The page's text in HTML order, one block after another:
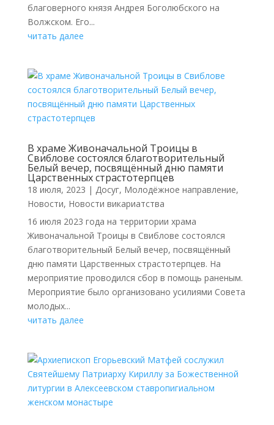
благоверного князя Андрея Боголюбского на
Волжском. Его...
читать далее
В храме Живоначальной Троицы в
Свиблове состоялся благотворительный
Белый вечер, посвящённый дню памяти
Царственных страстотерпцев
18 июля, 2023 | Досуг, Молодёжное направление,
Новости, Новости викариатства
16 июля 2023 года на территории храма
Живоначальной Троицы в Свиблове состоялся
благотворительный Белый вечер, посвящённый
дню памяти Царственных страстотерпцев. На
мероприятие проводился сбор в помощь раненым.
Мероприятие было организовано усилиями Совета
молодых...
читать далее